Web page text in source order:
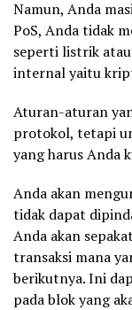
Namun, Anda
PoS, Anda tidak
seperti listrik
internal yaitu
Aturan-aturan
protokol, tetapi
yang harus Anda
Anda akan
tidak dapat
Anda akan
transaksi mana
berikutnya. Ini
pada blok yang